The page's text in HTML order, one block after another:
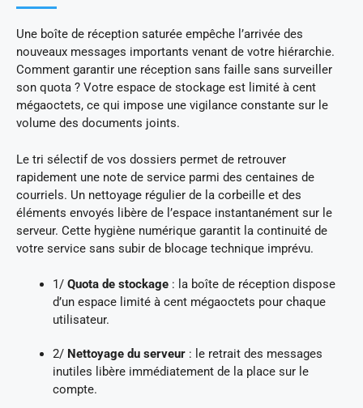
Une boîte de réception saturée empêche l’arrivée des
nouveaux messages importants venant de votre hiérarchie.
Comment garantir une réception sans faille sans surveiller
son quota ? Votre espace de stockage est limité à cent
mégaoctets, ce qui impose une vigilance constante sur le
volume des documents joints.
Le tri sélectif de vos dossiers permet de retrouver
rapidement une note de service parmi des centaines de
courriels. Un nettoyage régulier de la corbeille et des
éléments envoyés libère de l’espace instantanément sur le
serveur. Cette hygiène numérique garantit la continuité de
votre service sans subir de blocage technique imprévu.
1/ Quota de stockage : la boîte de réception dispose
d’un espace limité à cent mégaoctets pour chaque
utilisateur.
2/ Nettoyage du serveur : le retrait des messages
inutiles libère immédiatement de la place sur le
compte.